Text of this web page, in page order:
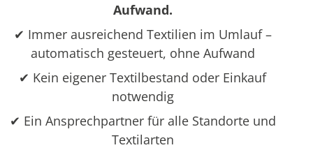
Aufwand.
✔ Immer ausreichend Textilien im Umlauf –
automatisch gesteuert, ohne Aufwand
✔ Kein eigener Textilbestand oder Einkauf
notwendig
✔ Ein Ansprechpartner für alle Standorte und
Textilarten